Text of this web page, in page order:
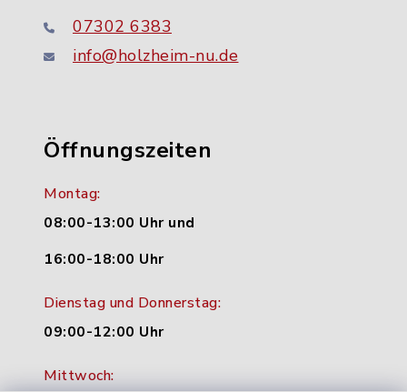
07302 6383
info@holzheim-nu.de
Öffnungszeiten
Montag:
08:00-13:00 Uhr und
16:00-18:00 Uhr
Dienstag und Donnerstag:
09:00-12:00 Uhr
Mittwoch: